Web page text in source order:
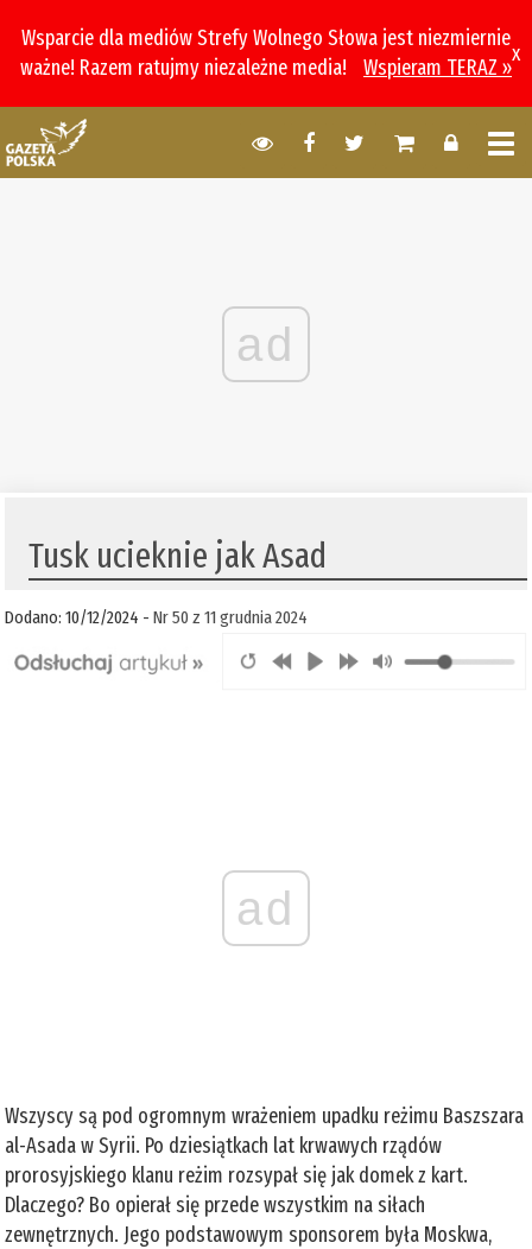
Wsparcie dla mediów Strefy Wolnego Słowa jest niezmiernie
ważne! Razem ratujmy niezależne media!
Wspieram TERAZ »
x
ad
Tusk ucieknie jak Asad
Dodano: 10/12/2024 -Nr 50 z 11 grudnia 2024
ad
Wszyscy są pod ogromnym wrażeniem upadku reżimu Baszszara
al-Asada w Syrii. Po dziesiątkach lat krwawych rządów
prorosyjskiego klanu reżim rozsypał się jak domek z kart.
Dlaczego? Bo opierał się przede wszystkim na siłach
zewnętrznych. Jego podstawowym sponsorem była Moskwa,